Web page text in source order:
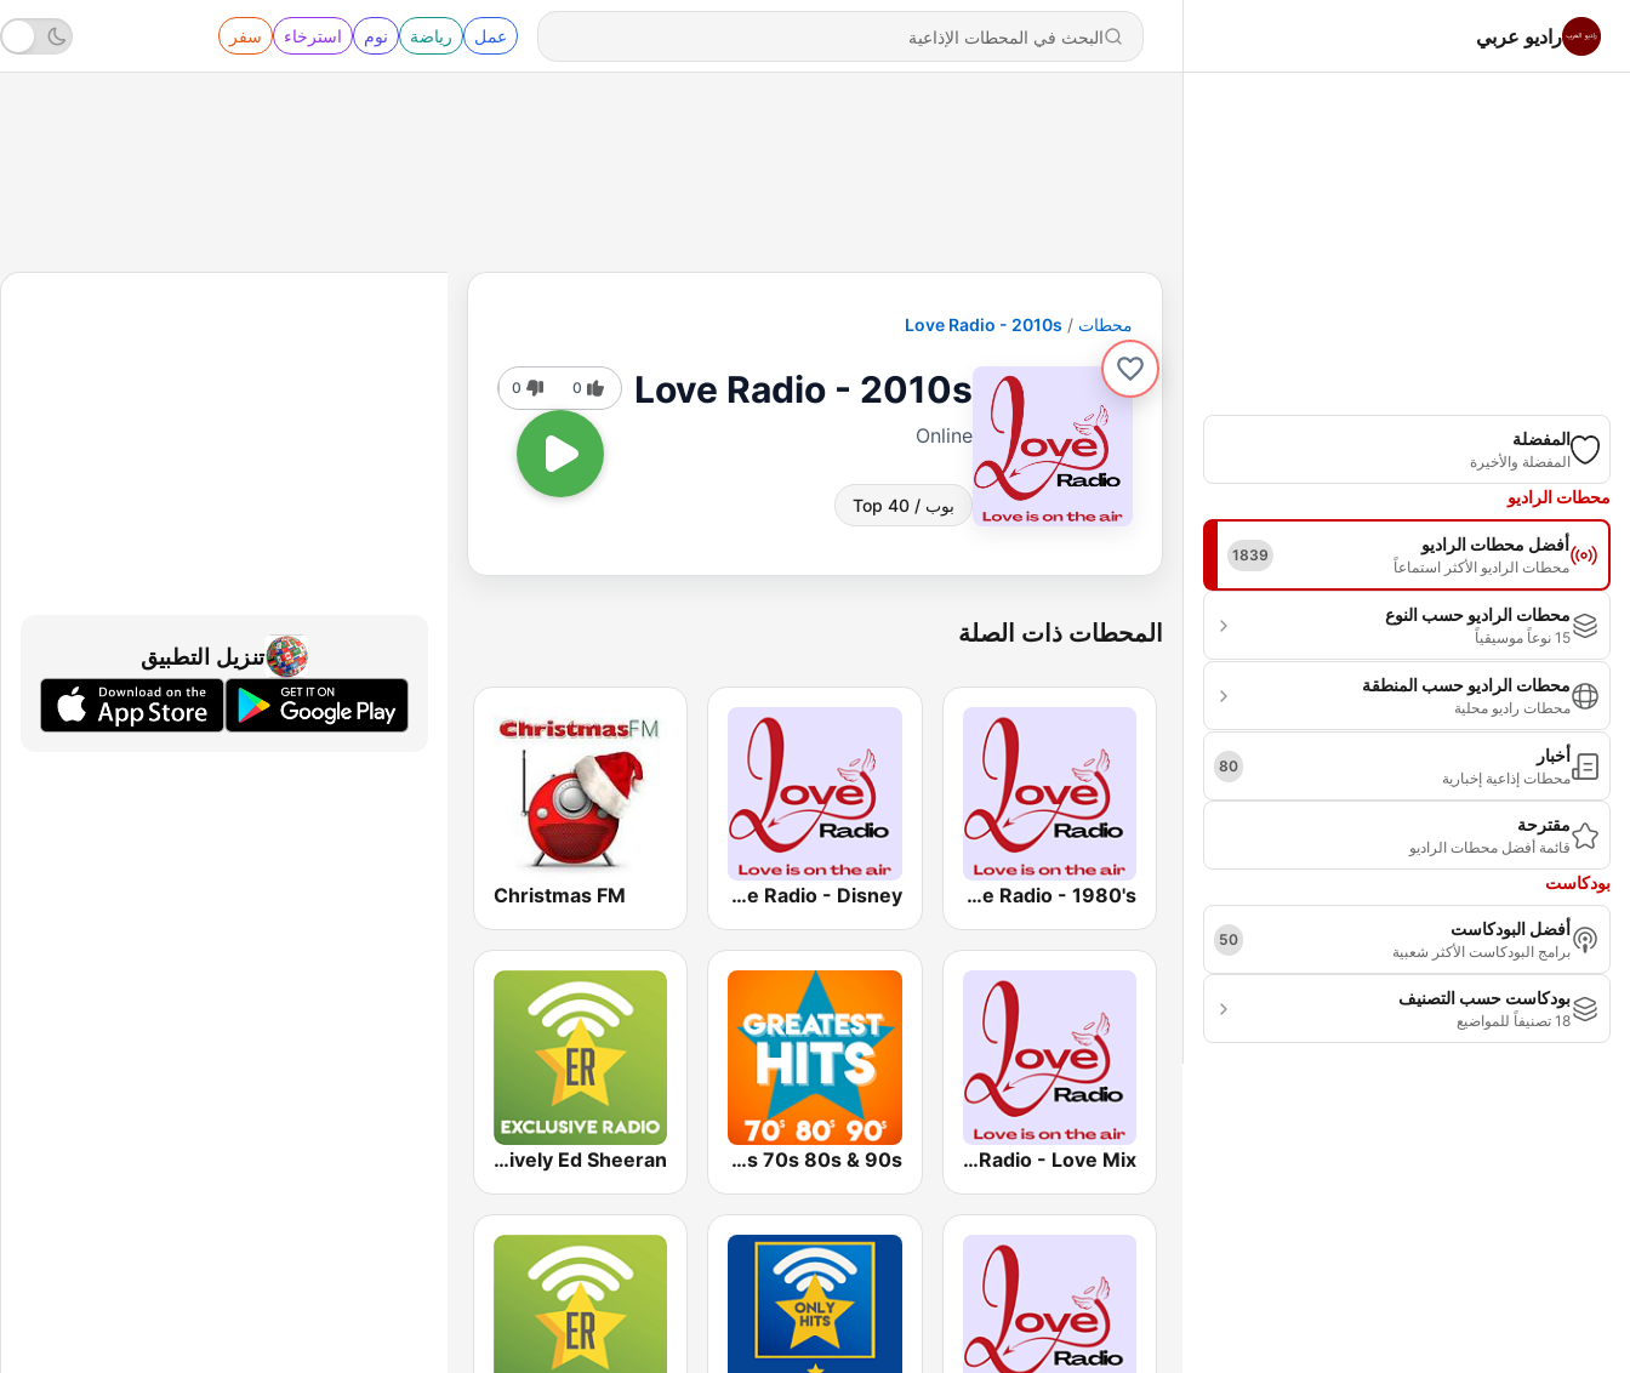
راديو عربي عمل رياضة نوم استرخاء سفر
المفضلة
المفضلة والأخيرة
محطات الراديو
أفضل محطات الراديو
محطات الراديو الأكثر استماعاً
1839
محطات الراديو حسب النوع
15 نوعاً موسيقياً
محطات الراديو حسب المنطقة
محطات راديو محلية
أخبار
محطات إذاعية إخبارية
80
مقترحة
قائمة أفضل محطات الراديو
بودكاست
أفضل البودكاست
برامج البودكاست الأكثر شعبية
50
بودكاست حسب التصنيف
18 تصنيفاً للمواضيع
محطات Love Radio - 2010s
Love Radio - 2010s
Online
بوب / Top 40
0
0
المحطات ذات الصلة
Love Radio - 1980's
Love Radio - Disney
Christmas FM
Love Radio - Love Mix
Greatest Hits 70s 80s & 90s
Exclusively Ed Sheeran
تنزيل التطبيق